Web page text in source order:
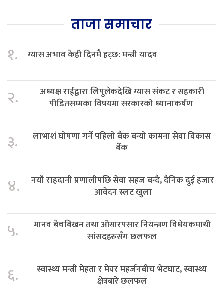
ताजा समाचार
१. ग्यास अभाव केही दिनमै हट्छ: मन्त्री यादव
२.
अध्यक्ष राईद्वारा लिपुलेकदेखि ग्यास संकट र सहकारी
पीडितसम्मका विषयमा सरकारको ध्यानाकर्षण
३.
लाभाशं घोषणा गर्ने पहिलो बैंक बन्यो कामना सेवा विकास
बैंक
४.
नयाँ राहदानी प्रणालीपछि सेवा सहज बन्दै, दैनिक दुई हजार
आवेदन स्लट खुला
५.
मानव बेचबिखन तथा ओसारपसार नियन्त्रण विधेयकमाथी
सांसदहरुसँग छलफल
६.
स्वास्थ्य मन्त्री मेहता र मेयर महर्जनबीच भेटघाट, स्वास्थ्य
क्षेत्रबारे छलफल